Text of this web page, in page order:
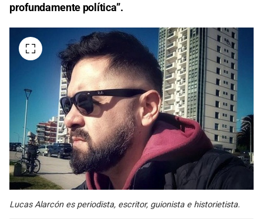
profundamente política”.
Lucas Alarcón es periodista, escritor, guionista e historietista.